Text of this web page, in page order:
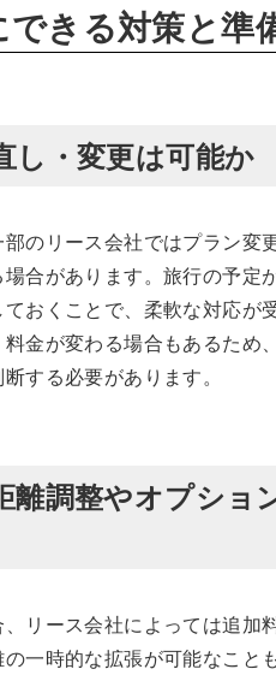
きる対策と準
し・変更は可能か
のリース会社ではプラン変
合があります。旅行の予定
おくことで、柔軟な対応が
金が変わる場合もあるため
する必要があります。
離調整やオプショ
リース会社によっては追加
一時的な拡張が可能なこと